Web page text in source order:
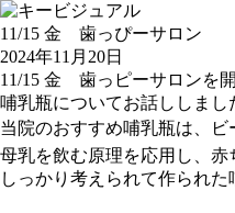
11/15 金 歯っぴーサロン
2024年11月20日
11/15 金 歯っピーサロンを
哺乳瓶についてお話ししまし
当院のおすすめ哺乳瓶は、ビ
母乳を飲む原理を応用し、
しっかり考えられて作られ